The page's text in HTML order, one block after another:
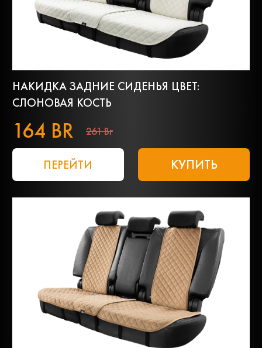
НАКИДКА ЗАДНИЕ СИДЕНЬЯ ЦВЕТ:
СЛОНОВАЯ КОСТЬ
164 BR 261 Br
ПЕРЕЙТИ КУПИТЬ